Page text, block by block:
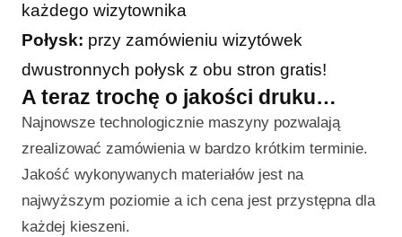
każdego wizytownika
Połysk: przy zamówieniu wizytówek
dwustronnych połysk z obu stron gratis!
A teraz trochę o jakości druku…
Najnowsze technologicznie maszyny pozwalają
zrealizować zamówienia w bardzo krótkim terminie.
Jakość wykonywanych materiałów jest na
najwyższym poziomie a ich cena jest przystępna dla
każdej kieszeni.